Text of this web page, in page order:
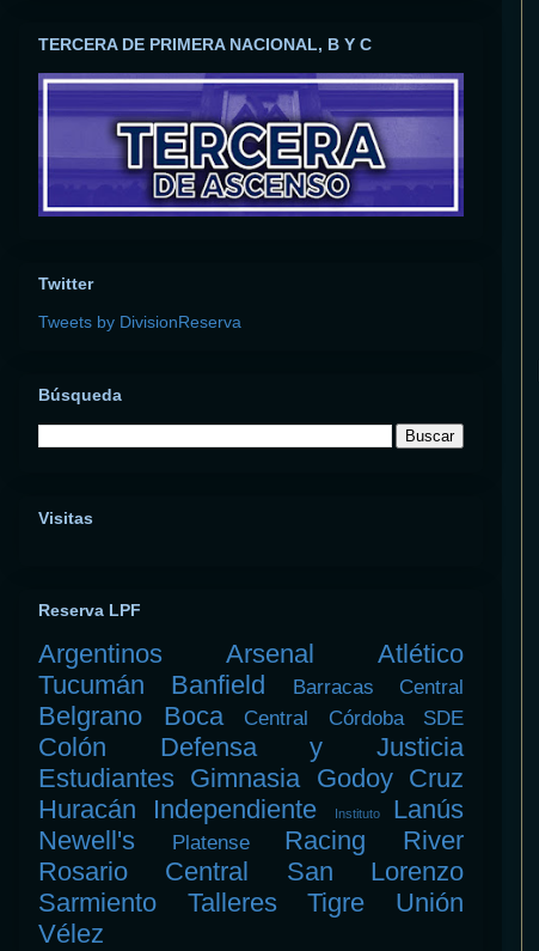
TERCERA DE PRIMERA NACIONAL, B Y C
Twitter
Tweets by DivisionReserva
Búsqueda
Visitas
Reserva LPF
Argentinos Arsenal
Atlético
Tucumán
Banfield Barracas Central
Belgrano Boca Central Córdoba SDE
Colón
Defensa y Justicia
Estudiantes Gimnasia Godoy Cruz
Huracán
Independiente Instituto
Lanús
Newell's
Platense Racing
River
Rosario Central
San Lorenzo
Sarmiento
Talleres Tigre
Unión
Vélez